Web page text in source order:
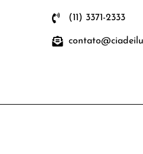
(11) 3371-2333